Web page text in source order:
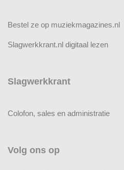
Bestel ze op muziekmagazines.nl
Slagwerkkrant.nl digitaal lezen
Slagwerkkrant
Colofon, sales en administratie
Volg ons op